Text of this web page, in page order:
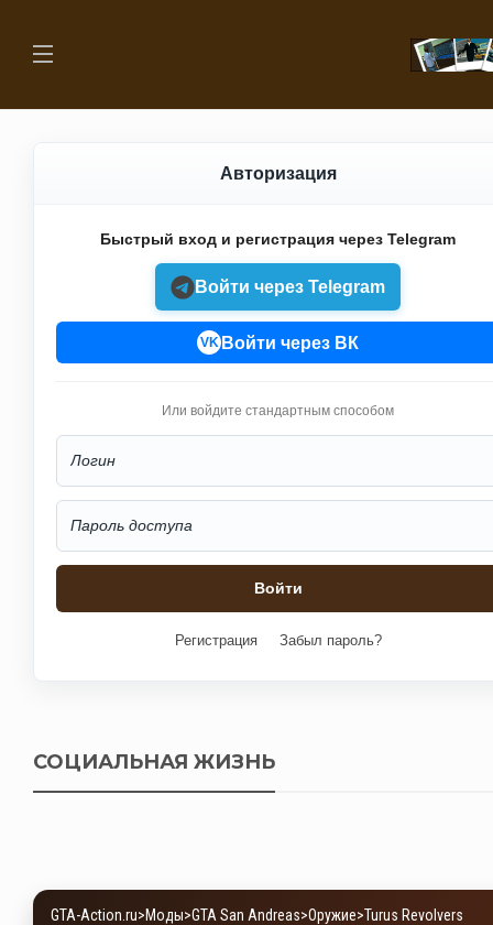
Авторизация
Быстрый вход и регистрация через Telegram
Войти через Telegram
VK Войти через ВК
Или войдите стандартным способом
Регистрация Забыл пароль?
СОЦИАЛЬНАЯ ЖИЗНЬ
GTA-Action.ru>Моды>GTA San Andreas>Оружие>Turus Revolvers